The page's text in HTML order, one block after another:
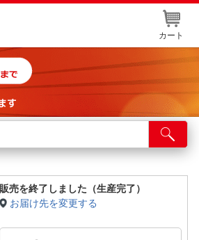
カート
販売を終了しました（生産完了）
お届け先を変更する